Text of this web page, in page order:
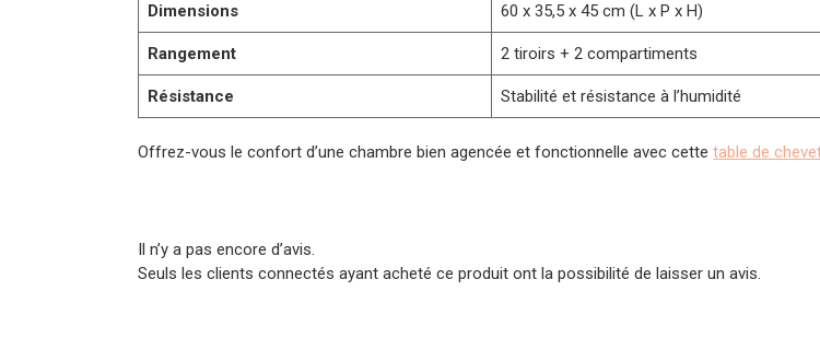
Dimensions 60 x 35,5 x 45 cm (L x P x H)
Rangement 2 tiroirs + 2 compartiments
Résistance Stabilité et résistance à l’humidité
Offrez-vous le confort d’une chambre bien agencée et fonctionnelle avec cettetable de
Il n’y a pas encore d’avis.
Seuls les clients connectés ayant acheté ce produit ont la possibilité de laisser un avis.